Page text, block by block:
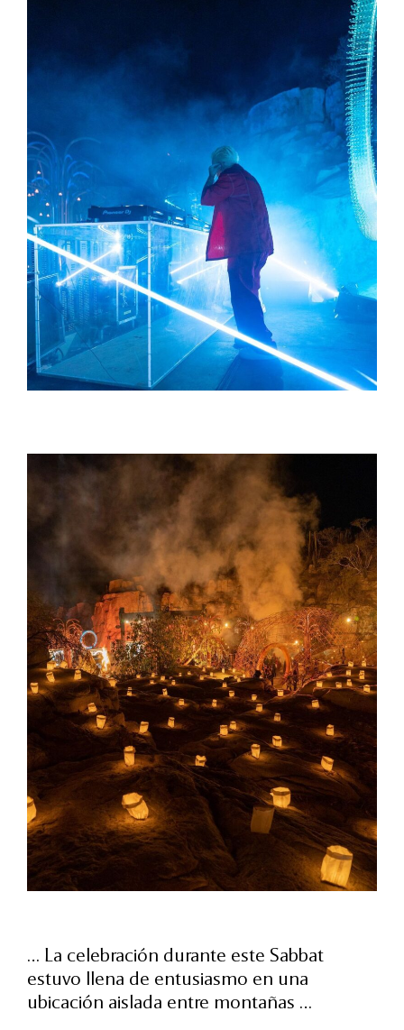
… La celebración durante este Sabbat
estuvo llena de entusiasmo en una
ubicación aislada entre montañas …